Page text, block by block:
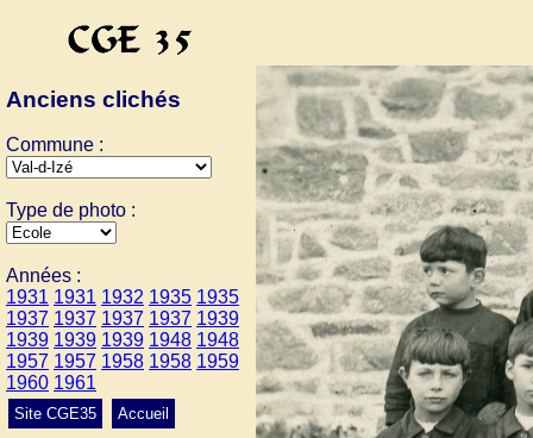
Anciens clichés
Commune :
Type de photo :
Années :
1931 1931 1932 1935 1935
1937 1937 1937 1937 1939
1939 1939 1939 1948 1948
1957 1957 1958 1958 1959
1960 1961
Site CGE35 Accueil